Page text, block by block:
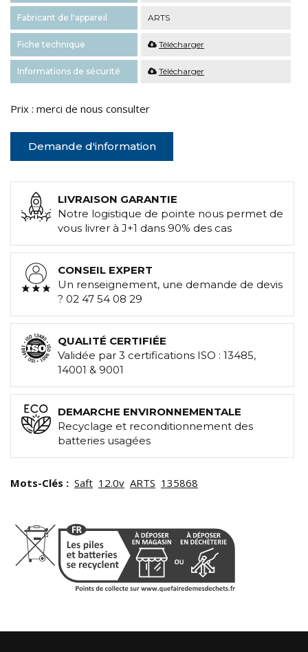
Fabricant de l'appareil ARTS
Fiche technique Télécharger
Informations de sécurité Télécharger
Prix : merci de nous consulter
Demande d'information
LIVRAISON GARANTIE
Notre logistique de pointe nous permet de
vous livrer à J+1 dans 90% des cas
CONSEIL EXPERT
Un renseignement, une demande de devis
? 02 47 54 08 29
QUALITÉ CERTIFIÉE
Validée par 3 certifications ISO : 13485,
14001 & 9001
DEMARCHE ENVIRONNEMENTALE
Recyclage et reconditionnement des
batteries usagées
Mots-Clés : Saft 12.0v ARTS 135868